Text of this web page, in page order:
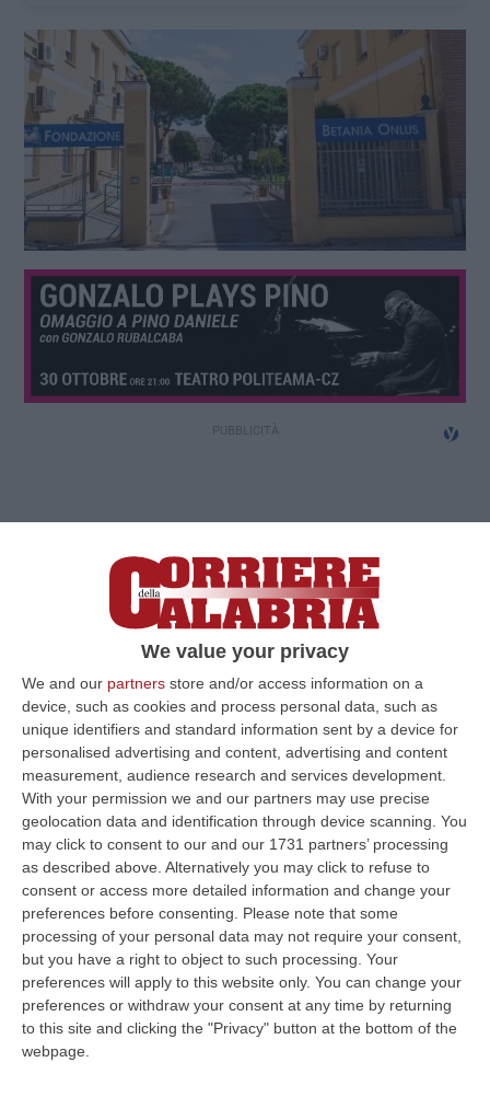
We value your privacy
We and our partners store and/or access information on a
device, such as cookies and process personal data, such as
unique identifiers and standard information sent by a device for
personalised advertising and content, advertising and content
measurement, audience research and services development.
With your permission we and our partners may use precise
geolocation data and identification through device scanning. You
may click to consent to our and our 1731 partners’ processing
as described above. Alternatively you may click to refuse to
consent or access more detailed information and change your
preferences before consenting.
Please note that some
processing of your personal data may not require your consent,
but you have a right to object to such processing. Your
preferences will apply to this website only. You can change your
preferences or withdraw your consent at any time by returning
to this site and clicking the "Privacy" button at the bottom of the
webpage.
Clicca e segui “Corriere della Calabria” su Google News
CATANZAROIl Tribunale del Riesame di
Catanzaro ha revocato gli arresti domiciliari
agli avvocatiPasquale Barbieri e Pierpaolo